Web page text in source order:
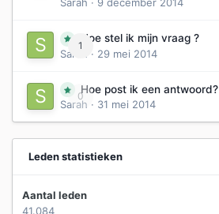
1
Hoe stel ik mijn vraag ?
Sarah
· 29 mei 2014
0
Hoe post ik een antwoord?
Sarah · 31 mei 2014
Leden statistieken
Aantal leden
41.084